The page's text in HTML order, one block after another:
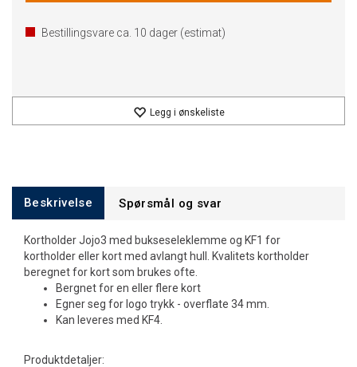
Bestillingsvare ca. 10 dager (estimat)
Legg i ønskeliste
Beskrivelse Spørsmål og svar
Kortholder Jojo3 med bukseseleklemme og KF1 for
kortholder eller kort med avlangt hull. Kvalitets kortholder
beregnet for kort som brukes ofte.
Bergnet for en eller flere kort
Egner seg for logo trykk - overflate 34 mm.
Kan leveres med KF4.
Produktdetaljer: